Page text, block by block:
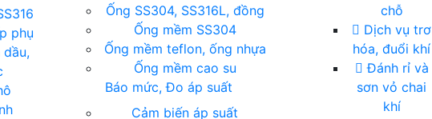
phụ
Ống SS304, SS316L, đồng
Ống mềm SS304
Ống mềm teflon, ống nhựa
Ống mềm cao su
Báo mức, Đo áp suất
Cảm biến áp suất
chỗ
Dịch vụ trơ
hóa, đuổi khí
Đánh rỉ và
sơn vỏ chai
khí